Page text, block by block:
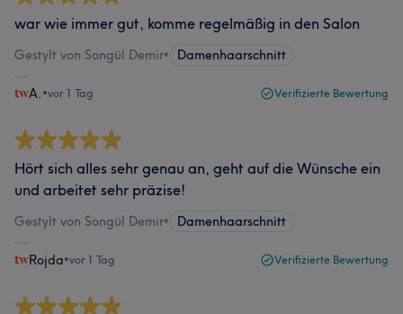
war wie immer gut, komme regelmäßig in den Salon
Gestylt von Songül Demir• Damenhaarschnitt
A. •vor 1 Tag Verifizierte Bewertung
Hört sich alles sehr genau an, geht auf die Wünsche ein
und arbeitet sehr präzise!
Gestylt von Songül Demir• Damenhaarschnitt
Rojda•vor 1 Tag Verifizierte Bewertung